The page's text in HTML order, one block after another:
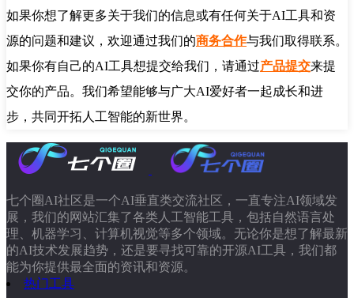
如果你想了解更多关于我们的信息或有任何关于AI工具和资
源的问题和建议，欢迎通过我们的商务合作与我们取得联系。
如果你有自己的AI工具想提交给我们，请通过产品提交来提
交你的产品。我们希望能够与广大AI爱好者一起成长和进
步，共同开拓人工智能的新世界。
七个圈AI社区是一个AI垂直类交流社区，一直专注AI领域发
展，我们的网站汇集了各类人工智能工具，包括自然语言处
理、机器学习、计算机视觉等多个领域。无论你是想了解最新
的AI技术发展趋势，还是要寻找可靠的开源AI工具，我们都
能为你提供最全面的资讯和资源。
热门工具